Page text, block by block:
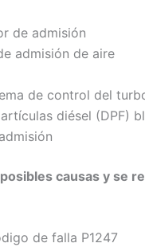
de admisión
admisión de aire
de control del
diésel (DPF)
causas y se
de falla P1247